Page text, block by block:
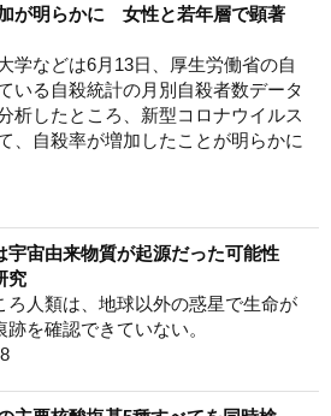
が明らかに 女性と若年層で顕著
学などは6月13日、厚生労働省の自
いる自殺統計の月別自殺者数データ
析したところ、新型コロナウイルス
、自殺率が増加したことが明らかに
宇宙由来物質が起源だった可能性
究
ろ人類は、地球以外の惑星で生命が
跡を確認できていない。